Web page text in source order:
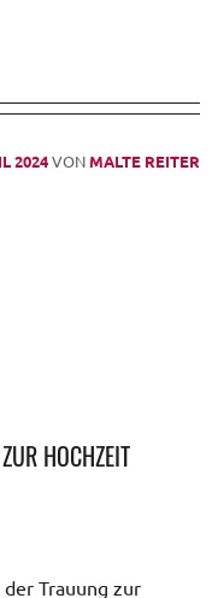
2024VONMALTE REITER
HOCHZEIT
Trauung zur